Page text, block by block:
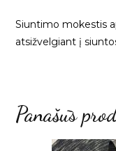
Siuntimo mokestis
atsižvelgiant į
Panašūs